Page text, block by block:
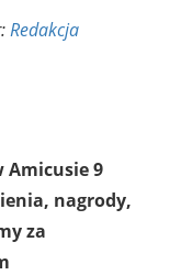
Redakcja
Amicusie 9
nagrody,
za